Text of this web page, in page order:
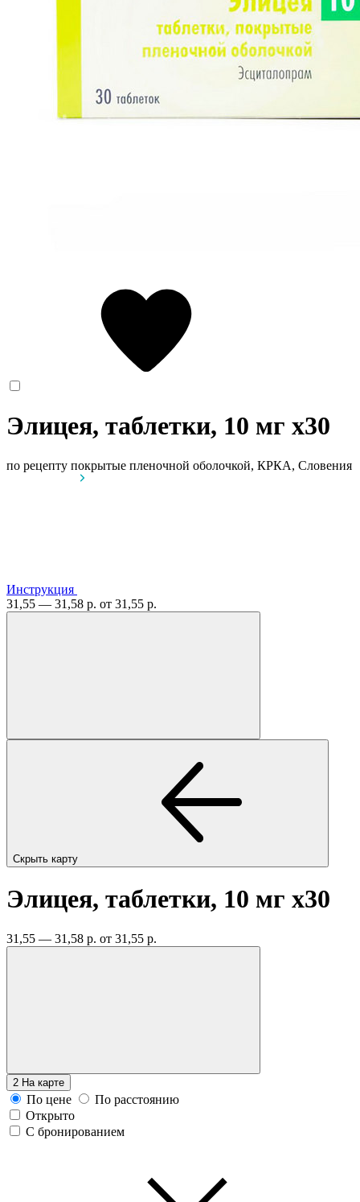
Элицея, таблетки, 10 мг x30
по рецепту покрытые пленочной оболочкой, КРКА, Словения
Инструкция
31,55 — 31,58 р. от 31,55 р.
Скрыть карту
Элицея, таблетки, 10 мг x30
31,55 — 31,58 р. от 31,55 р.
2 На карте
По цене
По расстоянию
Открыто
С бронированием